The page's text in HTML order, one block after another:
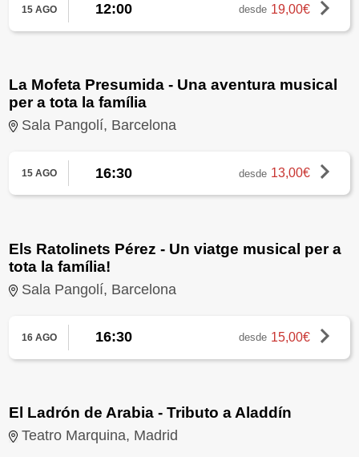
15 AGO 12:00 desde 19,00€
La Mofeta Presumida - Una aventura musical
per a tota la família
Sala Pangolí, Barcelona
15 AGO 16:30 desde 13,00€
Els Ratolinets Pérez - Un viatge musical per a
tota la família!
Sala Pangolí, Barcelona
16 AGO 16:30 desde 15,00€
El Ladrón de Arabia - Tributo a Aladdín
Teatro Marquina, Madrid